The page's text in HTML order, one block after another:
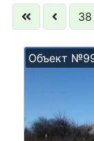
38
Объект